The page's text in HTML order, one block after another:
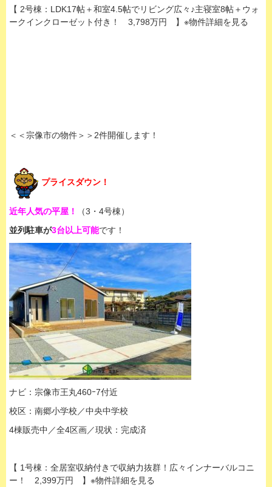
【 2号棟：LDK17帖＋和室4.5帖でリビング広々♪主寝室8帖＋ウォ
ークインクローゼット付き！ 3,798万円 】※物件詳細を見る
＜＜宗像市の物件＞＞2件開催します！
プライスダウン！
近年人気の平屋！
（3・4号棟）
並列駐車が3台以上可能です！
ナビ：宗像市王丸460ｰ7付近
校区：南郷小学校／中央中学校
4棟販売中／全4区画／現状：完成済
【 1号棟：全居室収納付きで収納力抜群！広々インナーバルコニ
ー！ 2,399万円 】※物件詳細を見る